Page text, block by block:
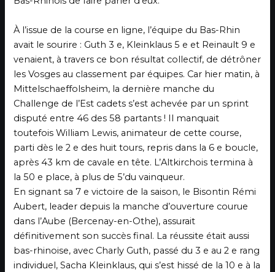
À l’issue de la course en ligne, l’équipe du Bas-Rhin
avait le sourire : Guth 3 e, Kleinklaus 5 e et Reinault 9 e
venaient, à travers ce bon résultat collectif, de détrôner
les Vosges au classement par équipes. Car hier matin, à
Mittelschaeffolsheim, la dernière manche du
Challenge de l’Est cadets s’est achevée par un sprint
disputé entre 46 des 58 partants ! Il manquait
toutefois William Lewis, animateur de cette course,
parti dès le 2 e des huit tours, repris dans la 6 e boucle,
après 43 km de cavale en tête. L’Altkirchois termina à
la 50 e place, à plus de 5’du vainqueur.
En signant sa 7 e victoire de la saison, le Bisontin Rémi
Aubert, leader depuis la manche d’ouverture courue
dans l’Aube (Bercenay-en-Othe), assurait
définitivement son succès final. La réussite était aussi
bas-rhinoise, avec Charly Guth, passé du 3 e au 2 e rang
individuel, Sacha Kleinklaus, qui s’est hissé de la 10 e à la